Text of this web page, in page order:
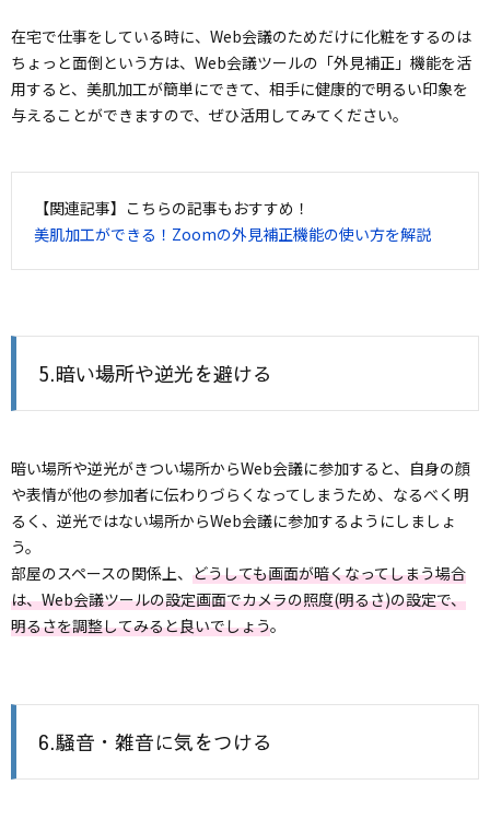
在宅で仕事をしている時に、Web会議のためだけに化粧をするのは
ちょっと面倒という方は、Web会議ツールの「外見補正」機能を活
用すると、美肌加工が簡単にできて、相手に健康的で明るい印象を
与えることができますので、ぜひ活用してみてください。
【関連記事】こちらの記事もおすすめ！
美肌加工ができる！Zoomの外見補正機能の使い方を解説
5.暗い場所や逆光を避ける
暗い場所や逆光がきつい場所からWeb会議に参加すると、自身の顔
や表情が他の参加者に伝わりづらくなってしまうため、なるべく明
るく、逆光ではない場所からWeb会議に参加するようにしましょ
う。
部屋のスペースの関係上、 どうしても画面が暗くなってしまう場合
は、Web会議ツールの設定画面でカメラの照度(明るさ)の設定で、
明るさを調整してみると良いでしょう。
6.騒音・雑音に気をつける